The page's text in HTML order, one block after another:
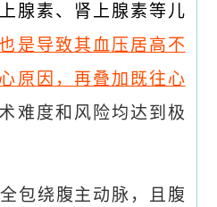
腺素、肾上腺素等儿
是导致其血压居高不
原因，再叠加既往心
难度和风险均达到极
包绕腹主动脉，且腹